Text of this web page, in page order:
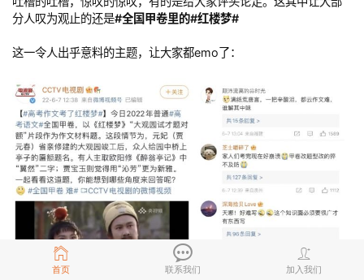
首页 联系我们 加入我们
分人叹为观止的还是#全国甲卷里的#红楼梦#
这一令人出乎意料的主题，让大家都emo了：